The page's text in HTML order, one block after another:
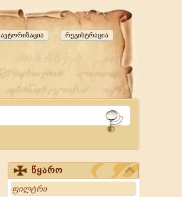
რეგისტრაცია
ავტორიზაცია
წყარო
Search